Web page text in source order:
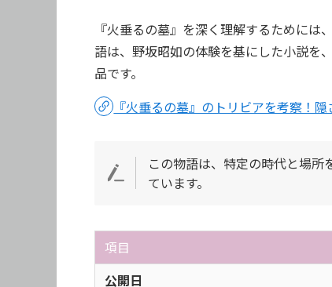
『火垂るの墓』を深く理解するために
語は、野坂昭如の体験を基にした小説を
品です。
『火垂るの墓』のトリビアを考察！
この物語は、特定の時代と場
ています。
項目
公開日